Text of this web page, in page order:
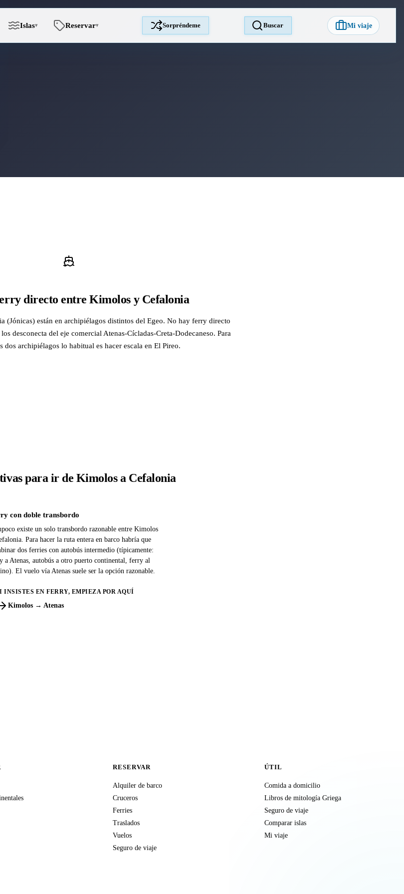
Islas▾ Reservar▾ Sorpréndeme Buscar Mi viaje
directo entre Kimolos y Cefalonia
(Jónicas) están en archipiélagos distintos del Egeo. No hay ferry directo
desconecta del eje comercial Atenas-Cícladas-Creta-Dodecaneso. Para
dos archipiélagos lo habitual es hacer escala en El Pireo.
para ir de Kimolos a Cefalonia
con doble transbordo
existe un solo transbordo razonable entre Kimolos
Para hacer la ruta entera en barco habría que
dos ferries con autobús intermedio (típicamente:
a Atenas, autobús a otro puerto continental, ferry al
El vuelo vía Atenas suele ser la opción razonable.
INSISTES EN FERRY, EMPIEZA POR AQUÍ
Kimolos → Atenas
RESERVAR
Alquiler de barco
Cruceros
Ferries
Traslados
Vuelos
Seguro de viaje
ÚTIL
Comida a domicilio
Libros de mitología Griega
Seguro de viaje
Comparar islas
Mi viaje